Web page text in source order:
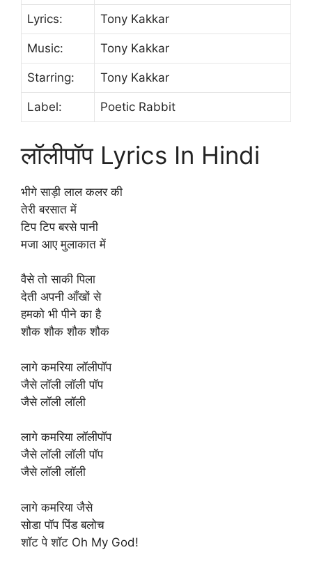
Lyrics: Tony Kakkar
Music: Tony Kakkar
Starring: Tony Kakkar
Label: Poetic Rabbit
लॉलीपॉप Lyrics In Hindi
भीगे साड़ी लाल कलर की
तेरी बरसात में
टिप टिप बरसे पानी
मजा आए मुलाकात में
वैसे तो साकी पिला
देती अपनी आँखों से
हमको भी पीने का है
शौक शौक शौक शौक
लागे कमरिया लॉलीपॉप
जैसे लॉली लॉली पॉप
जैसे लॉली लॉली
लागे कमरिया लॉलीपॉप
जैसे लॉली लॉली पॉप
जैसे लॉली लॉली
लागे कमरिया जैसे
सोडा पॉप पिंड बलोच
शॉट पे शॉट Oh My God!